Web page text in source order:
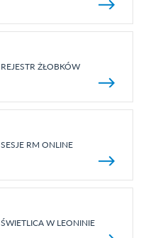
REJESTR ŻŁOBKÓW
SESJE RM ONLINE
ŚWIETLICA W LEONINIE